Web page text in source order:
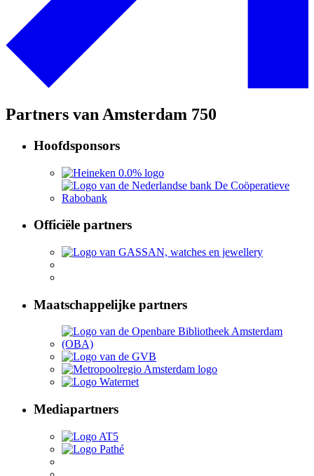
Partners van Amsterdam 750
Hoofdsponsors
Officiële partners
Maatschappelijke partners
Mediapartners